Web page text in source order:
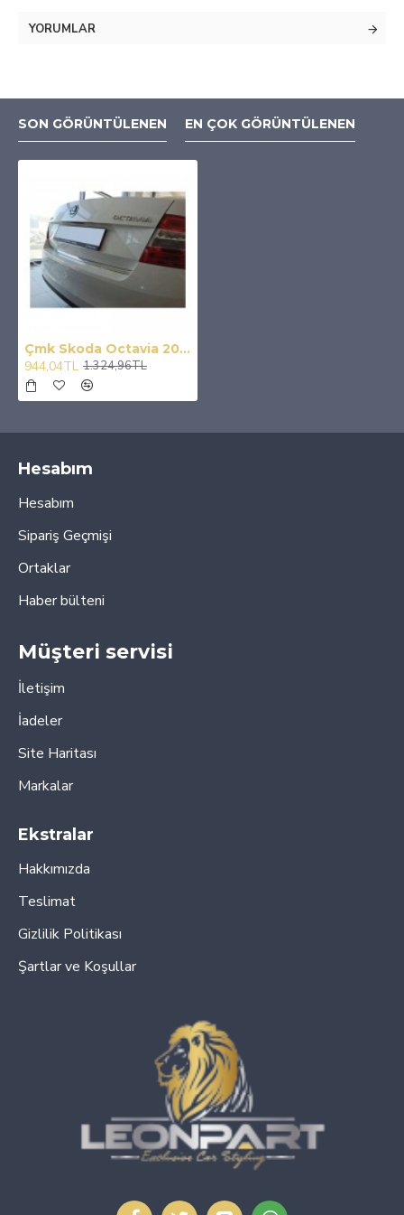
YORUMLAR
SON GÖRÜNTÜLENEN EN ÇOK GÖRÜNTÜLENEN
Çmk Skoda Octavia 2015-2019 Bagaj Çıtası Krom
944,04TL 1.324,96TL
Hesabım
Hesabım
Sipariş Geçmişi
Ortaklar
Haber bülteni
Müşteri servisi
İletişim
İadeler
Site Haritası
Markalar
Ekstralar
Hakkımızda
Teslimat
Gizlilik Politikası
Şartlar ve Koşullar